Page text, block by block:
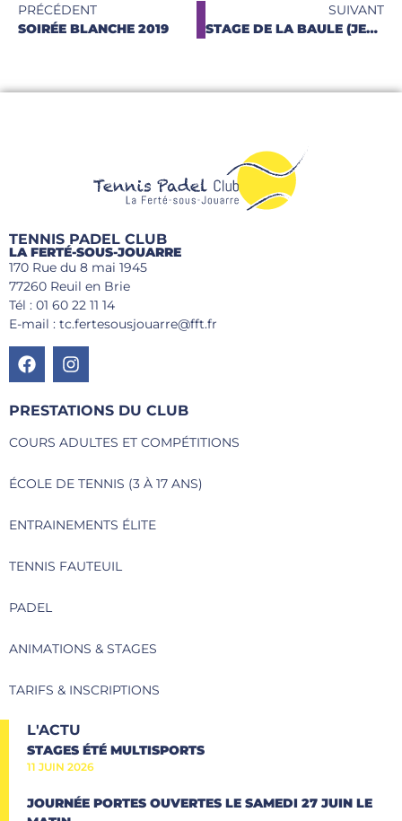
PRÉCÉDENT
SOIRÉE BLANCHE 2019
SUIVANT
STAGE DE LA BAULE (JEUNES)
TENNIS PADEL CLUB
LA FERTÉ-SOUS-JOUARRE
170 Rue du 8 mai 1945
77260 Reuil en Brie
Tél : 01 60 22 11 14
E-mail : tc.fertesousjouarre@fft.fr
PRESTATIONS DU CLUB
COURS ADULTES ET COMPÉTITIONS
ÉCOLE DE TENNIS (3 À 17 ANS)
ENTRAINEMENTS ÉLITE
TENNIS FAUTEUIL
PADEL
ANIMATIONS & STAGES
TARIFS & INSCRIPTIONS
L'ACTU
STAGES ÉTÉ MULTISPORTS
11 JUIN 2026
JOURNÉE PORTES OUVERTES LE SAMEDI 27 JUIN LE